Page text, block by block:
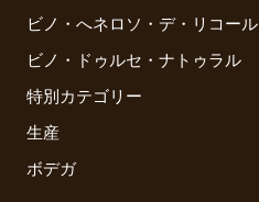
ビノ・へネロソ・デ・リコール
ビノ・ドゥルセ・ナトゥラル
特別カテゴリー
生産
ボデガ